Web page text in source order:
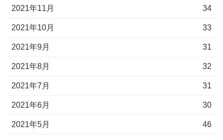
2021年11月 34
2021年10月 33
2021年9月 31
2021年8月 32
2021年7月 31
2021年6月 30
2021年5月 46